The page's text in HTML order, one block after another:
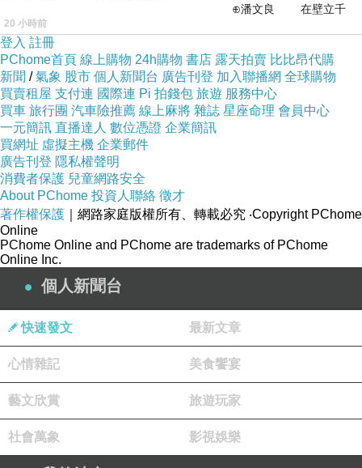
CHICA設計
師捕捉貓咪
的姿態風
情，讓這件
燙鑽T恤充滿
活力與生動
感～
精緻的貓咪
圖案繡工和
精品級燙鑽
獨具的精湛
工藝展演就
在這一件!
⊕潘文良 在壁立千
仞的懸崖上，有一座遮天蔽
20 小時前
登入 註冊
PChome首頁 線上購物 24h購物 書店 露天拍賣 比比昂代購
新聞 /氣象 股市 個人新聞台 廣告刊登 加入聯播網 全球購物
買賣租屋 支付連 國際連 Pi 拍錢包 旅遊 服務中心
買車 旅行團 汽車險推薦 線上麻將 雜誌 星座命理 會員中心
一元簡訊 直播達人 數位憑證 企業簡訊
買網址 虛擬主機 企業郵件
廣告刊登 隱私權聲明
消費者保護 兒童網路安全
About PChome 投資人聯絡 徵才
著作權保護 ｜網路家庭版權所有、轉載必究 ‧Copyright PChome
Online
PChome Online and PChome are trademarks of PChome
Online Inc.
個人新聞台
快速發文 最新文章
心情雜記 美食饗宴
藝文欣賞 旅遊玩家
社會萬象 影視娛樂